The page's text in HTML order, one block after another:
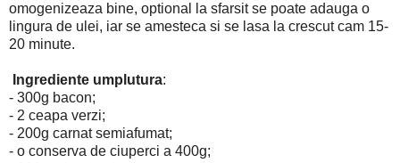
omogenizeaza bine, optional la sfarsit se poate adauga o
lingura de ulei, iar se amesteca si se lasa la crescut cam 15-
20 minute.
Ingrediente umplutura:
- 300g bacon;
- 2 ceapa verzi;
- 200g carnat semiafumat;
- o conserva de ciuperci a 400g;